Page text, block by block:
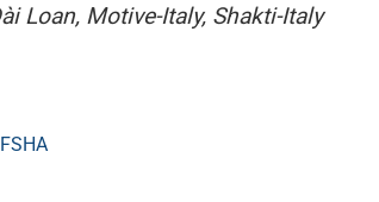
Loan, Motive-Italy, Shakti-Italy